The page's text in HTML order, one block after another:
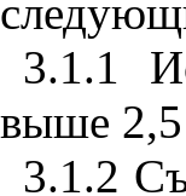
3.1.1
выше 2,5
3.1.2